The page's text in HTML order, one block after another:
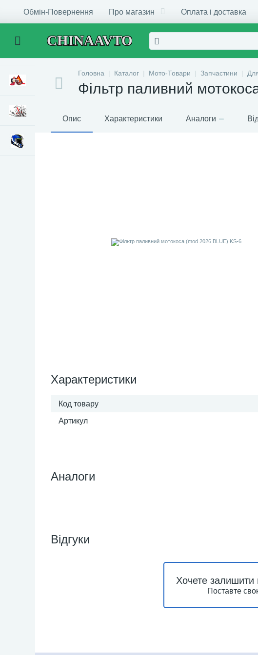
Обмін-Повернення Про магазин Оплата і доставка
CHINAAVTO
Головна Каталог Мото-Товари Запчастини
Фільтр паливний
Опис Характеристики Аналоги
Характеристики
Код товару
Артикул
Аналоги
Відгуки
Хочете залишити
Поставте